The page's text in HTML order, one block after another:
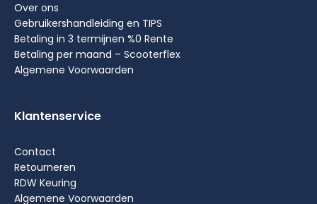
Over ons
Gebruikershandleiding en TIPS
Betaling in 3 termijnen %0 Rente
Betaling per maand – Scooterflex
Algemene Voorwaarden
Klantenservice
Contact
Retourneren
RDW Keuring
Algemene Voorwaarden